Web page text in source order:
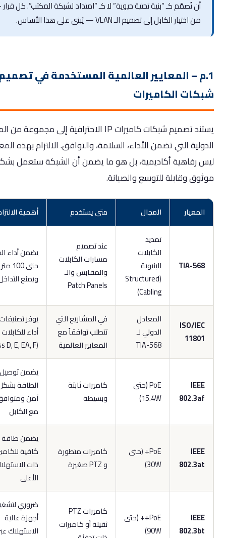
أن تُصمَّم كـ “بنية تحتية حيوية” لا كـ “امتداد لشبكة المكتب”. كل قرار —
من اختيار الكابل إلى تصميم الـ VLAN — يُبنى على هذا الأساس.
– المعايير العالمية المستخدمة في تصميم
الكاميرات
يستند تصميم شبكات كاميرات IP الاحترافية إلى مجموعة من المعايير
التي تضمن الأداء، السلامة، والتوافق. الالتزام بهذه المعايير
رفاهية أكاديمية، بل هو ما يضمن أن الشبكة ستعمل بشكل
وقابلة للتوسع والصيانة.
المجال متى يستخدم أهمية الالتزام به
TIA-
الكابلات
البنيوية
(Structured
عند تصميم
مسارات الكابلات
والمقابس والـ
Patch Panels
يضمن أداء الكابل
حتى 100 متر
ويمنع التداخل
ISO/
المعادل
الدولي لـ
TIA-568
في المشاريع التي
تتطلب توافقاً مع
المعايير العالمية
يوفر تصنيفات
أداء للكابلات
(Class D, E, EA, F)
PoE (حتى
15.4W)
كاميرات ثابتة
وبسيطة
يضمن توصيل
الطاقة بشكل
آمن ومتوافق
مع الكابل
PoE+ (حتى
30W)
كاميرات متطورة
يضمن طاقة
كافية للكاميرات
ذات الاستهلاك
PoE++ (حتى
90W)
كاميرات PTZ
ثقيلة أو كاميرات
ضروري لتشغيل
أجهزة عالية
الاستهلاك عبر